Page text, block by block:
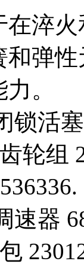
在淬
和弹
。
锁活
轮组
速器